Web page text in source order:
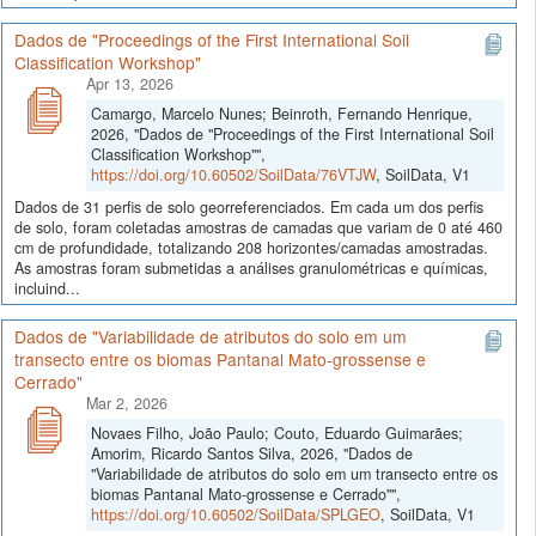
Dados de "Proceedings of the First International Soil
Classification Workshop"
Apr 13, 2026
Camargo, Marcelo Nunes; Beinroth, Fernando Henrique,
2026, "Dados de "Proceedings of the First International Soil
Classification Workshop"",
https://doi.org/10.60502/SoilData/76VTJW, SoilData, V1
Dados de 31 perfis de solo georreferenciados. Em cada um dos perfis
de solo, foram coletadas amostras de camadas que variam de 0 até 460
cm de profundidade, totalizando 208 horizontes/camadas amostradas.
As amostras foram submetidas a análises granulométricas e químicas,
incluind...
Dados de "Variabilidade de atributos do solo em um
transecto entre os biomas Pantanal Mato-grossense e
Cerrado"
Mar 2, 2026
Novaes Filho, João Paulo; Couto, Eduardo Guimarães;
Amorim, Ricardo Santos Silva, 2026, "Dados de
"Variabilidade de atributos do solo em um transecto entre os
biomas Pantanal Mato-grossense e Cerrado"",
https://doi.org/10.60502/SoilData/SPLGEO, SoilData, V1